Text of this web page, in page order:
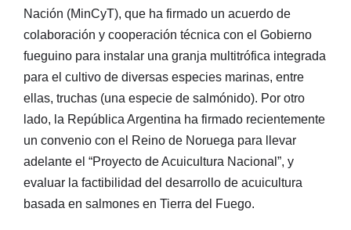
Nación (MinCyT), que ha firmado un acuerdo de
colaboración y cooperación técnica con el Gobierno
fueguino para instalar una granja multitrófica integrada
para el cultivo de diversas especies marinas, entre
ellas, truchas (una especie de salmónido). Por otro
lado, la República Argentina ha firmado recientemente
un convenio con el Reino de Noruega para llevar
adelante el “Proyecto de Acuicultura Nacional”, y
evaluar la factibilidad del desarrollo de acuicultura
basada en salmones en Tierra del Fuego.